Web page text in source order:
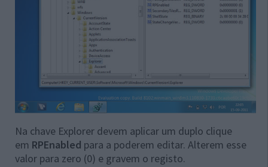
Na chave Explorer devem aplicar um duplo clique
em RPEnabled para a poderem editar. Alterem esse
valor para zero (0) e gravem o registo.